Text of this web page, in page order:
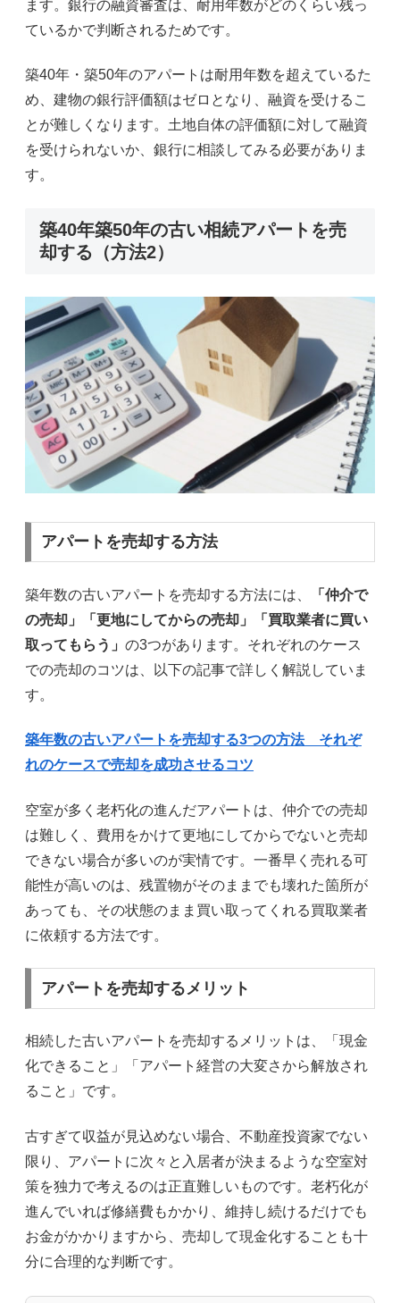
ます。銀行の融資審査は、耐用年数がどのくらい残っ
ているかで判断されるためです。
築40年・築50年のアパートは耐用年数を超えているた
め、建物の銀行評価額はゼロとなり、融資を受けるこ
とが難しくなります。土地自体の評価額に対して融資
を受けられないか、銀行に相談してみる必要がありま
す。
築40年築50年の古い相続アパートを売
却する（方法2）
アパートを売却する方法
築年数の古いアパートを売却する方法には、
「仲介で
の売却」「更地にしてからの売却」「買取業者に買い
取ってもらう」 の3つがあります。それぞれのケース
での売却のコツは、以下の記事で詳しく解説していま
す。
築年数の古いアパートを売却する3つの方法 それぞ
れのケースで売却を成功させるコツ
空室が多く老朽化の進んだアパートは、仲介での売却
は難しく、費用をかけて更地にしてからでないと売却
できない場合が多いのが実情です。一番早く売れる可
能性が高いのは、残置物がそのままでも壊れた箇所が
あっても、その状態のまま買い取ってくれる買取業者
に依頼する方法です。
アパートを売却するメリット
相続した古いアパートを売却するメリットは、「現金
化できること」「アパート経営の大変さから解放され
ること」です。
古すぎて収益が見込めない場合、不動産投資家でない
限り、アパートに次々と入居者が決まるような空室対
策を独力で考えるのは正直難しいものです。老朽化が
進んでいれば修繕費もかかり、維持し続けるだけでも
お金がかかりますから、売却して現金化することも十
分に合理的な判断です。